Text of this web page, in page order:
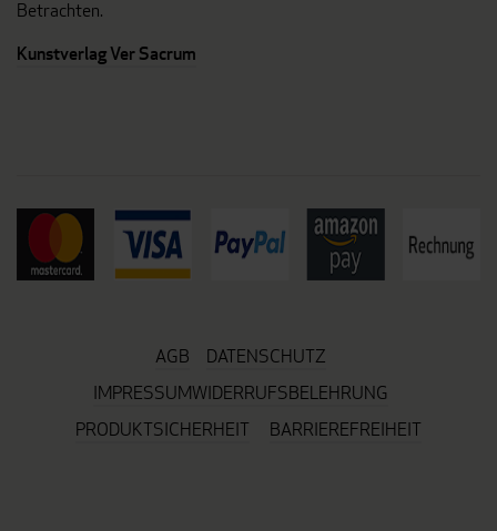
Betrachten.
Kunstverlag Ver Sacrum
AGB
DATENSCHUTZ
IMPRESSUMWIDERRUFSBELEHRUNG
PRODUKTSICHERHEIT
BARRIEREFREIHEIT